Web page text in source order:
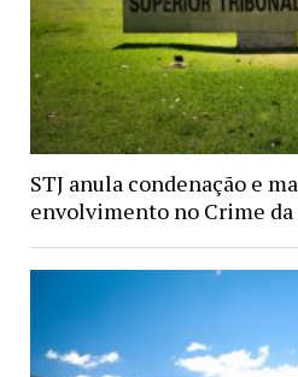
STJ anula condenação e
envolvimento no Crime da